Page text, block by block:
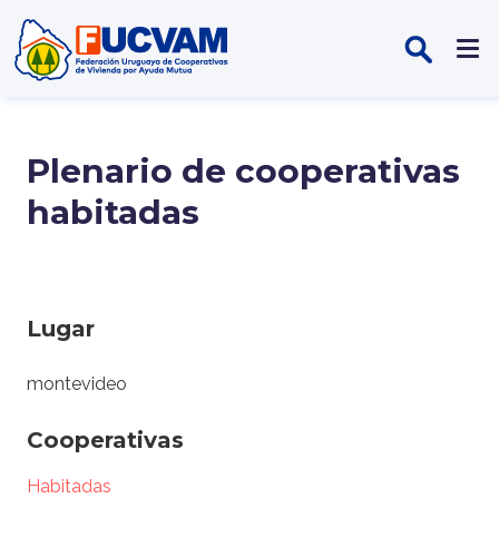
Plenario de cooperativas
habitadas
Lugar
montevideo
Cooperativas
Habitadas